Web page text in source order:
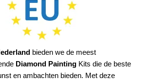
bieden we de meest
Diamond Painting Kits die de beste
en ambachten bieden. Met deze